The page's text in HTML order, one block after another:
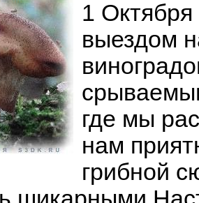
1
выездом
где мы
нам
грибной